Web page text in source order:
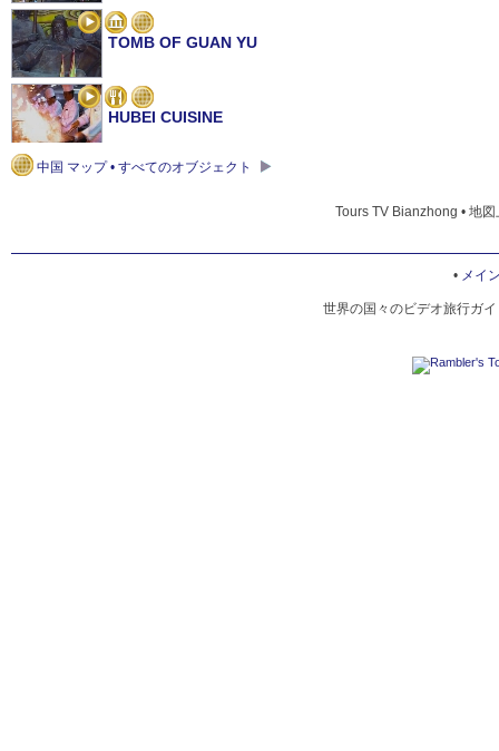
TOMB OF GUAN YU
HUBEI СUISINE
中国 マップ • すべてのオブジェクト
Tours TV Bianzhong • 地
• メイ
世界の国々のビデオ旅行ガ